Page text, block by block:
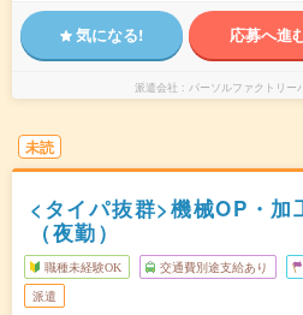
気になる! 応募へ進
派遣会社 パーソルファクトリー
未読
<タイパ抜群>機械OP・加
（夜勤）
職種未経験OK 交通費別途支給あり
派遣